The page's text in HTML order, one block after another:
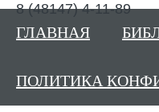
8 (48147) 4-11-89
ГЛАВНАЯ
ПОЛИТИКА